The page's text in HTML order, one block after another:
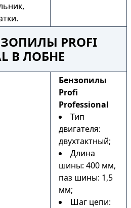
PROFI
В ЛОБНЕ
Бензопилы
Profi
Professional
Тип
двигателя:
двухтактный;
Длина
шины: 400 мм,
паз шины: 1,5
мм;
Шаг цепи: